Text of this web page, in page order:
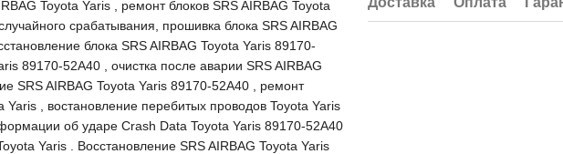
Toyota Yaris , ремонт блоков SRS AIRBAG Toyota
срабатывания, прошивка блока SRS AIRBAG
блока SRS AIRBAG Toyota Yaris 89170-
89170-52A40 , очистка после аварии SRS AIRBAG
SRS AIRBAG Toyota Yaris 89170-52A40 , ремонт
Yaris , востановление перебитых проводов Toyota Yaris
об ударе Crash Data Toyota Yaris 89170-52A40
Yaris . Восстановление SRS AIRBAG Toyota Yaris